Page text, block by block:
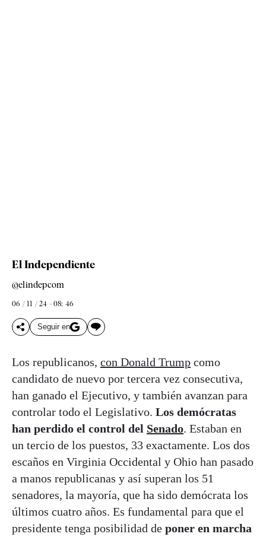
El Independiente
@elindepcom
06 / 11 / 24 - 08: 46
Seguir en
Los republicanos, con Donald Trump como
candidato de nuevo por tercera vez consecutiva,
han ganado el Ejecutivo, y también avanzan para
controlar todo el Legislativo. Los demócratas
han perdido el control del Senado. Estaban en
un tercio de los puestos, 33 exactamente. Los dos
escaños en Virginia Occidental y Ohio han pasado
a manos republicanas y así superan los 51
senadores, la mayoría, que ha sido demócrata los
últimos cuatro años. Es fundamental para que el
presidente tenga posibilidad de poner en marcha